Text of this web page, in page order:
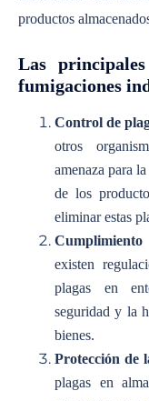
productos
Las
fumigaciones
Control de
otros
amenaza para
de los
eliminar estas
existen
plagas en
seguridad y la
bienes.
Protección de
plagas en